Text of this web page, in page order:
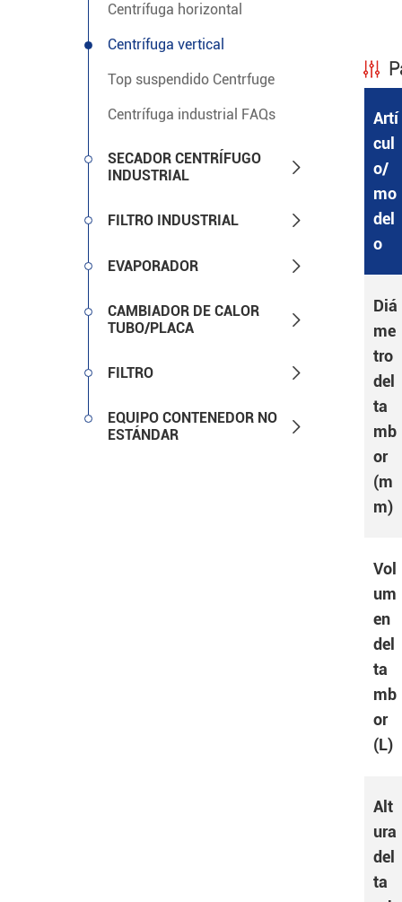
Centrífuga horizontal
Centrífuga vertical
Top suspendido Centrfuge
Centrífuga industrial FAQs
SECADOR CENTRÍFUGO
INDUSTRIAL

FILTRO INDUSTRIAL 
EVAPORADOR 
CAMBIADOR DE CALOR
TUBO/PLACA

FILTRO 
EQUIPO CONTENEDOR NO
ESTÁNDAR

Artí
cul
o/
mo
del
o
Diá
me
tro
del
ta
mb
or
(m
m)
Vol
um
en
del
ta
mb
or
(L)
Alt
ura
del
ta